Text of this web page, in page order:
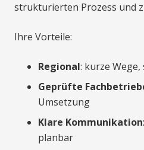
strukturierten Prozess und
Ihre Vorteile:
Regional: kurze
Geprüfte
Umsetzung
Klare Kommunikation
planbar